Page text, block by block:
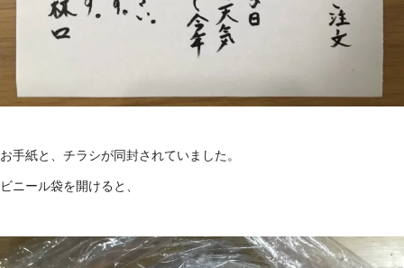
お手紙と、チラシが同封されていました。
ビニール袋を開けると、